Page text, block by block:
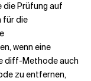
die Prüfung auf
für die
wenn eine
diff-Methode auch
zu entfernen,